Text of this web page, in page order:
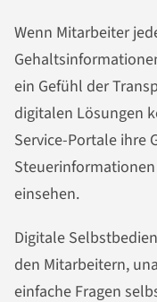
Wenn Mitarbeiter
ein Gefühl der
digitalen Lösungen
Service-Portale ihre
einsehen.
Digitale
den Mitarbeitern,
einfache Fragen